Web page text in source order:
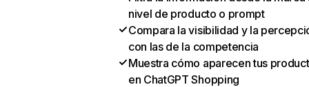
nivel de producto o prompt
Compara la visibilidad y la
con las de la competencia
Muestra cómo aparecen tus
en ChatGPT Shopping